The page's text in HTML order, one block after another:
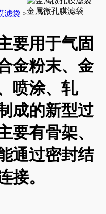
滤袋 >金属微孔膜滤袋
要用于气固
金粉末、金
喷涂、轧
成的新型过
要有骨架、
通过密封结
接。